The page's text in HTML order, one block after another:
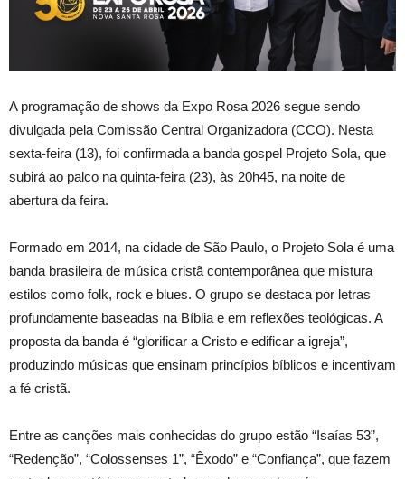
A programação de shows da Expo Rosa 2026 segue sendo
divulgada pela Comissão Central Organizadora (CCO). Nesta
sexta-feira (13), foi confirmada a banda gospel Projeto Sola, que
subirá ao palco na quinta-feira (23), às 20h45, na noite de
abertura da feira.
Formado em 2014, na cidade de São Paulo, o Projeto Sola é uma
banda brasileira de música cristã contemporânea que mistura
estilos como folk, rock e blues. O grupo se destaca por letras
profundamente baseadas na Bíblia e em reflexões teológicas. A
proposta da banda é “glorificar a Cristo e edificar a igreja”,
produzindo músicas que ensinam princípios bíblicos e incentivam
a fé cristã.
Entre as canções mais conhecidas do grupo estão “Isaías 53”,
“Redenção”, “Colossenses 1”, “Êxodo” e “Confiança”, que fazem